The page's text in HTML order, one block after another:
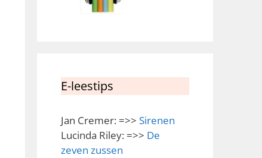
E-leestips
Jan Cremer: =>> Sirenen
Lucinda Riley: =>> De
zeven zussen